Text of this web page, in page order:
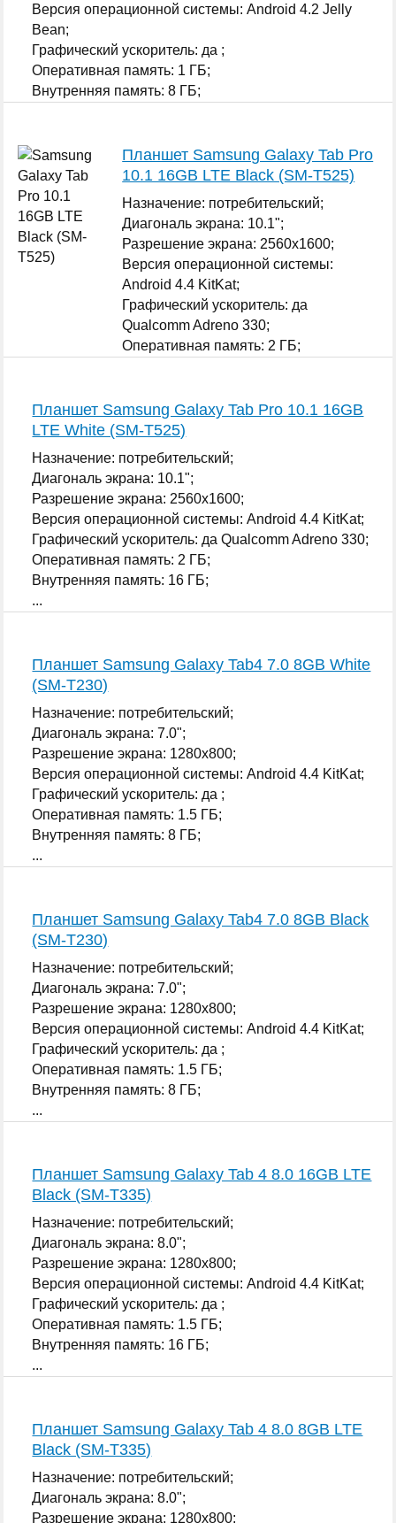
Версия операционной системы: Android 4.2 Jelly
Bean;
Графический ускоритель: да ;
Оперативная память: 1 ГБ;
Внутренняя память: 8 ГБ;
Планшет Samsung Galaxy Tab Pro
10.1 16GB LTE Black (SM-T525)
Назначение: потребительский;
Диагональ экрана: 10.1";
Разрешение экрана: 2560x1600;
Версия операционной системы:
Android 4.4 KitKat;
Графический ускоритель: да
Qualcomm Adreno 330;
Оперативная память: 2 ГБ;
Планшет Samsung Galaxy Tab Pro 10.1 16GB
LTE White (SM-T525)
Назначение: потребительский;
Диагональ экрана: 10.1";
Разрешение экрана: 2560x1600;
Версия операционной системы: Android 4.4 KitKat;
Графический ускоритель: да Qualcomm Adreno 330;
Оперативная память: 2 ГБ;
Внутренняя память: 16 ГБ;
...
Планшет Samsung Galaxy Tab4 7.0 8GB White
(SM-T230)
Назначение: потребительский;
Диагональ экрана: 7.0";
Разрешение экрана: 1280x800;
Версия операционной системы: Android 4.4 KitKat;
Графический ускоритель: да ;
Оперативная память: 1.5 ГБ;
Внутренняя память: 8 ГБ;
...
Планшет Samsung Galaxy Tab4 7.0 8GB Black
(SM-T230)
Назначение: потребительский;
Диагональ экрана: 7.0";
Разрешение экрана: 1280x800;
Версия операционной системы: Android 4.4 KitKat;
Графический ускоритель: да ;
Оперативная память: 1.5 ГБ;
Внутренняя память: 8 ГБ;
...
Планшет Samsung Galaxy Tab 4 8.0 16GB LTE
Black (SM-T335)
Назначение: потребительский;
Диагональ экрана: 8.0";
Разрешение экрана: 1280x800;
Версия операционной системы: Android 4.4 KitKat;
Графический ускоритель: да ;
Оперативная память: 1.5 ГБ;
Внутренняя память: 16 ГБ;
...
Планшет Samsung Galaxy Tab 4 8.0 8GB LTE
Black (SM-T335)
Назначение: потребительский;
Диагональ экрана: 8.0";
Разрешение экрана: 1280x800;